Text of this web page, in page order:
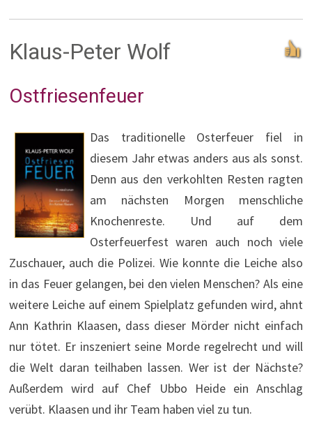
Klaus-Peter Wolf
Ostfriesenfeuer
Das traditionelle Osterfeuer fiel in
diesem Jahr etwas anders aus als sonst.
Denn aus den verkohlten Resten ragten
am nächsten Morgen menschliche
Knochenreste. Und auf dem
Osterfeuerfest waren auch noch viele
Zuschauer, auch die Polizei. Wie konnte die Leiche also
in das Feuer gelangen, bei den vielen Menschen? Als eine
weitere Leiche auf einem Spielplatz gefunden wird, ahnt
Ann Kathrin Klaasen, dass dieser Mörder nicht einfach
nur tötet. Er inszeniert seine Morde regelrecht und will
die Welt daran teilhaben lassen. Wer ist der Nächste?
Außerdem wird auf Chef Ubbo Heide ein Anschlag
verübt. Klaasen und ihr Team haben viel zu tun.